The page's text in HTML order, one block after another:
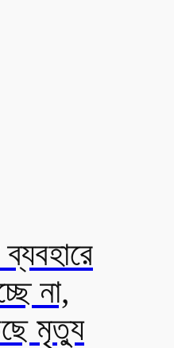
ব্যবহারে
না,
মৃত্যু